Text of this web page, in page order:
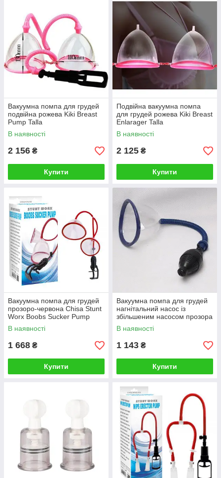
Вакуумна помпа для грудей
подвійна рожева Kiki Breast
Pump Talla
В наявності
2 156 ₴
Купити
Подвійна вакуумна помпа
для грудей рожева Kiki Breast
Enlarager Talla
В наявності
2 125 ₴
Купити
Вакуумна помпа для грудей
прозоро-червона Chisa Stunt
Worx Boobs Sucker Pump
Talla
В наявності
1 668 ₴
Купити
Вакуумна помпа для грудей
нагнітальний насос із
збільшеним насосом прозора
Bdsm4u Talla
В наявності
1 143 ₴
Купити